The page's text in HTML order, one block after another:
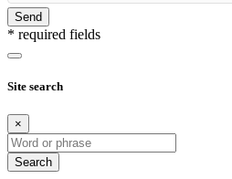
Send
* required fields
Site search
×
Search